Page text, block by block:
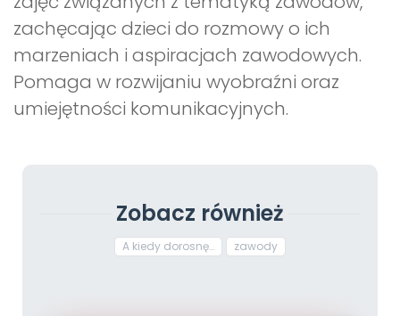
zachęcając dzieci do rozmowy o ich
marzeniach i aspiracjach zawodowych.
Pomaga w rozwijaniu wyobraźni oraz
umiejętności komunikacyjnych.
Zobacz również
A kiedy dorosnę… zawody